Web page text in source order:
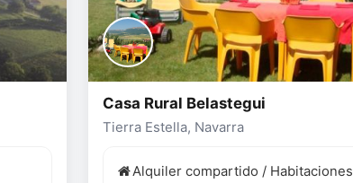
Casa Rural Belastegui
Tierra Estella, Navarra
Alquiler compartido / Habitaciones